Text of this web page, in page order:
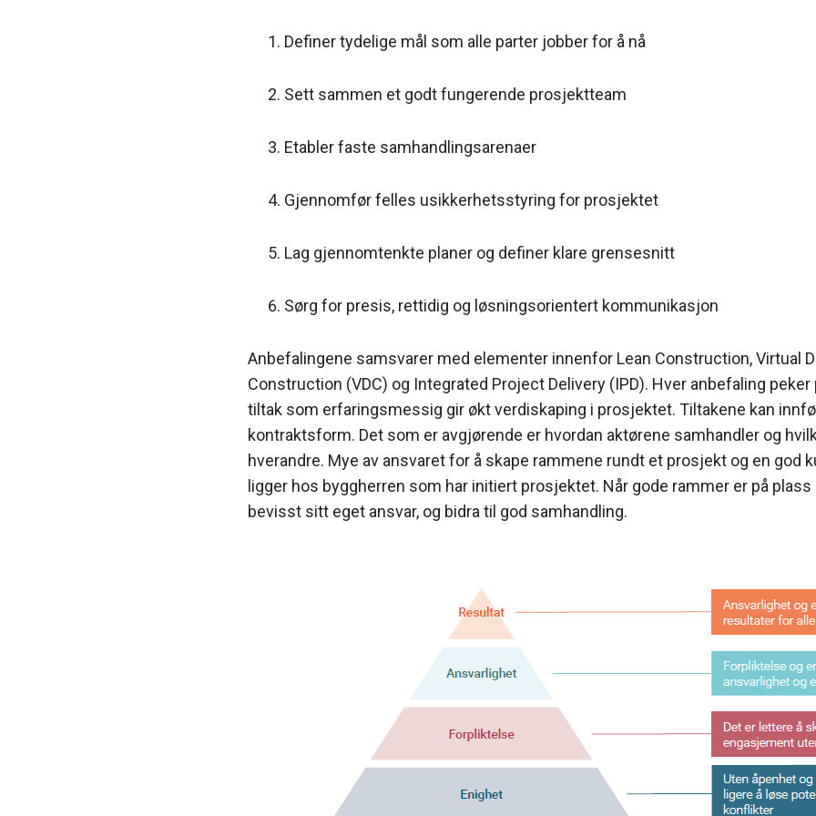
Definer tydelige mål som alle parter jobber for å nå
Sett sammen et godt fungerende prosjektteam
Etabler faste samhandlingsarenaer
Gjennomfør felles usikkerhetsstyring for prosjektet
Lag gjennomtenkte planer og definer klare grensesnitt
Sørg for presis, rettidig og løsningsorientert kommunikasjon
Anbefalingene samsvarer med elementer innenfor Lean Construction, Virtual
Construction (VDC) og Integrated Project Delivery (IPD). Hver anbefaling
tiltak som erfaringsmessig gir økt verdiskaping i prosjektet. Tiltakene kan
kontraktsform. Det som er avgjørende er hvordan aktørene samhandler og
hverandre. Mye av ansvaret for å skape rammene rundt et prosjekt og en god
ligger hos byggherren som har initiert prosjektet. Når gode rammer er på
bevisst sitt eget ansvar, og bidra til god samhandling.